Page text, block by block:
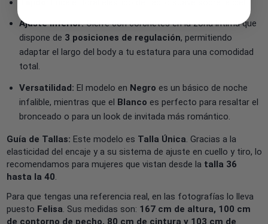
Ajuste Inferior:Cierre con corchetes en la zona íntima que
dispone de 3 posiciones de regulación, permitiendo
adaptar el largo del body a tu estatura para una comodidad
total.
Versatilidad: El modelo en Negro es un básico de noche
infalible, mientras que el Blanco es perfecto para resaltar el
bronceado o para un look de invitada más romántico.
Guía de Tallas: Este modelo es Talla Única. Gracias a la
elasticidad del encaje y a su sistema de ajuste en cuello y tiro, lo
recomendamos para mujeres que vistan desde la talla 36
hasta la 40.
Para que tengas una referencia real, en las fotografías lo lleva
puesto Felisa. Sus medidas son: 167 cm de altura, 100 cm
de contorno de pecho, 80 cm de cintura y 103 cm de